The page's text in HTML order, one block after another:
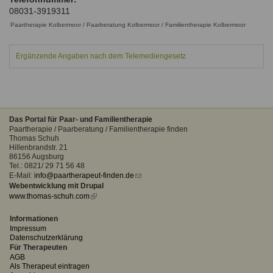
Seminare und Kurse
Fortbildungen
Ausbildungsinstitute
Fortbildungen
Passwort*
vergessen?
Anmelden
Sitemap
Formular zur Registrierung
08031-3919311
Paartherapie Kolbermoor / Paarberatung Kolbermoor / Familientherapie Kolbermoor
Ergänzende Angaben nach dem Telemediengesetz
Das Portal für Paar- und Familientherapie
Paartherapie / Paarberatung / Familientherapie finden
Thomas Schuh
Hillenbrandstr. 21
86156 Augsburg
Tel.: 0821/ 29 71 56 48
E-Mail: info@paartherapeut-finden.de (link
Webentwicklung mit Drupal
www.thomas-schuh.com(link
Informationen
Impressum
Datenschutzerklärung
Für Therapeuten
AGB
Als Therapeut eintragen